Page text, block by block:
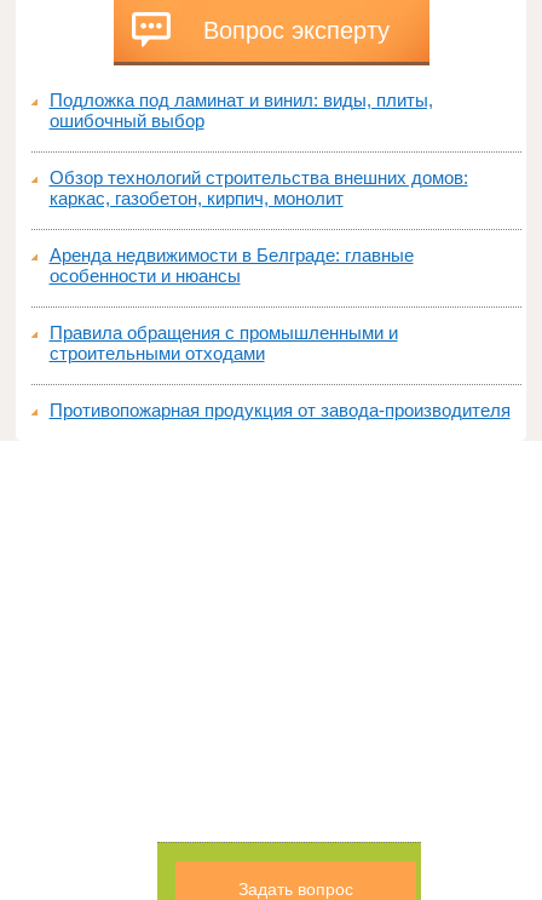
Вопрос эксперту
Подложка под ламинат и винил: виды, плиты,
ошибочный выбор
Обзор технологий строительства внешних домов:
каркас, газобетон, кирпич, монолит
Аренда недвижимости в Белграде: главные
особенности и нюансы
Правила обращения с промышленными и
строительными отходами
Противопожарная продукция от завода-производителя
Задать вопрос